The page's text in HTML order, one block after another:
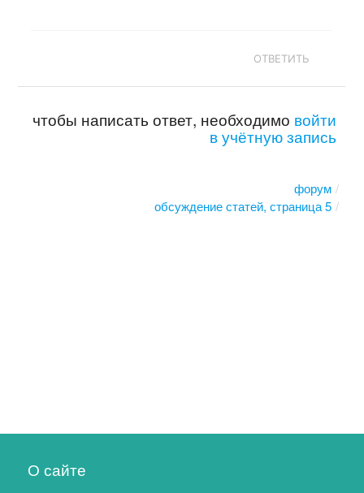
ОТВЕТИТЬ
чтобы написать ответ, необходимо войти
в учётную запись
форум
обсуждение статей, страница 5
О сайте